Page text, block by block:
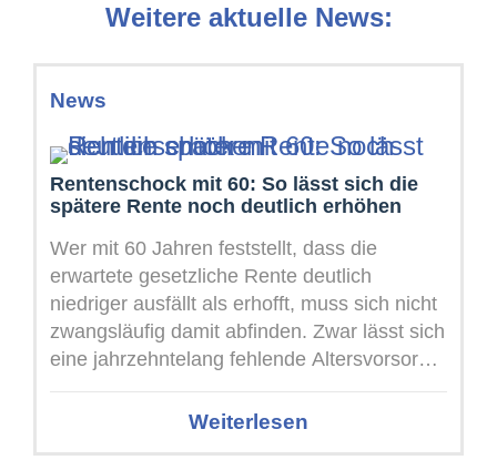
Weitere aktuelle News:
News
Rentenschock mit 60: So lässt sich die
spätere Rente noch deutlich erhöhen
Wer mit 60 Jahren feststellt, dass die
erwartete gesetzliche Rente deutlich
niedriger ausfällt als erhofft, muss sich nicht
zwangsläufig damit abfinden. Zwar lässt sich
eine jahrzehntelang fehlende Altersvorsorge
kurz vor ...
Weiterlesen